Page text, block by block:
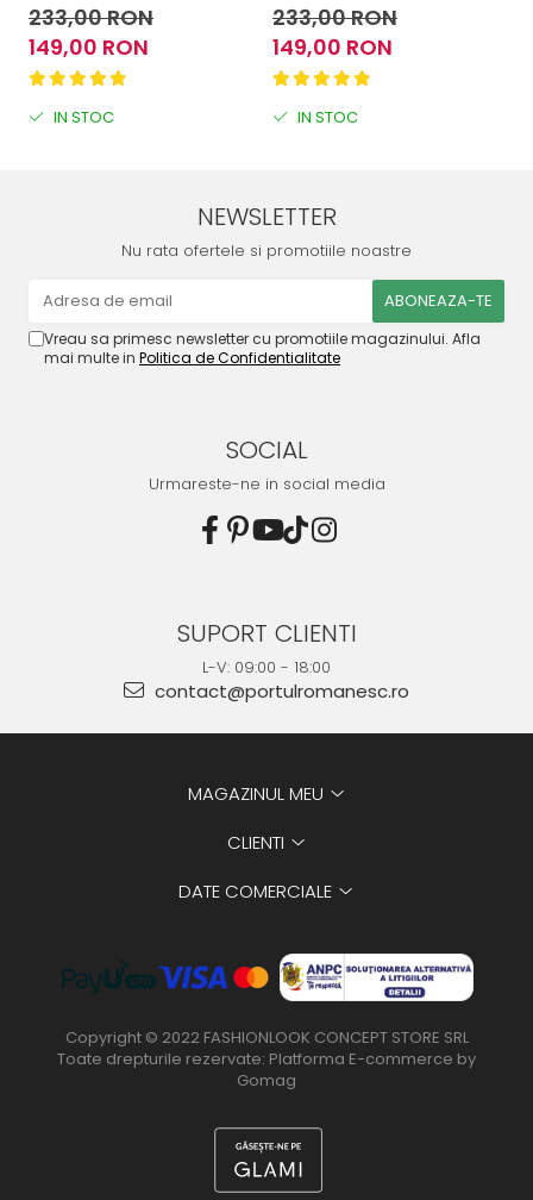
233,00 RON
149,00 RON
IN STOC
233,00 RON
149,00 RON
IN STOC
NEWSLETTER
Nu rata ofertele si promotiile noastre
Vreau sa primesc newsletter cu promotiile magazinului. Afla
mai multe in Politica de Confidentialitate
SOCIAL
Urmareste-ne in social media
SUPORT CLIENTI
L-V: 09:00 - 18:00
contact@portulromanesc.ro
MAGAZINUL MEU
CLIENTI
DATE COMERCIALE
Copyright © 2022 FASHIONLOOK CONCEPT STORE SRL
Toate drepturile rezervate: Platforma E-commerce by
Gomag